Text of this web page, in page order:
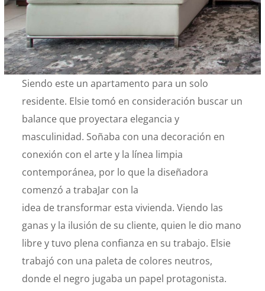
Siendo este un apartamento para un solo
residente. Elsie tomó en consideración buscar un
balance que proyectara elegancia y
masculinidad. Soñaba con una decoración en
conexión con el arte y la línea limpia
contemporánea, por lo que la diseñadora
comenzó a trabaJar con la
idea de transformar esta vivienda. Viendo las
ganas y la ilusión de su cliente, quien le dio mano
libre y tuvo plena confianza en su trabajo. Elsie
trabajó con una paleta de colores neutros,
donde el negro jugaba un papel protagonista.